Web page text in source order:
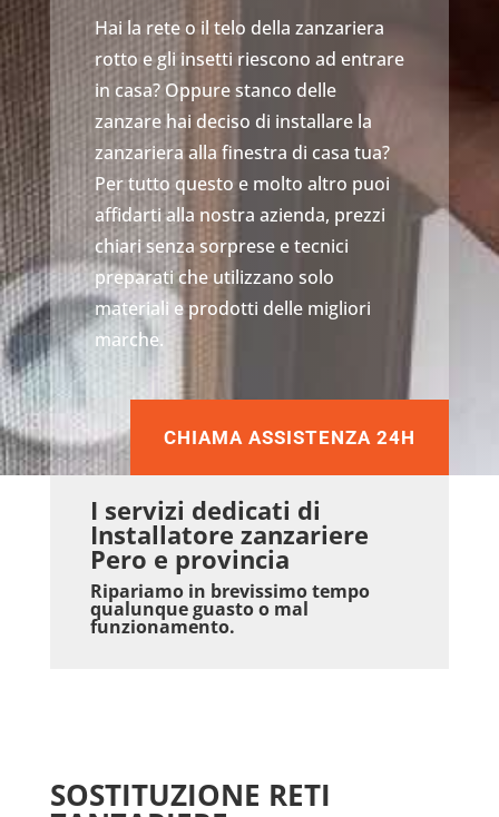
Hai la rete o il telo della zanzariera
rotto e gli insetti riescono ad entrare
in casa? Oppure stanco delle
zanzare hai deciso di installare la
zanzariera alla finestra di casa tua?
Per tutto questo e molto altro puoi
affidarti alla nostra azienda, prezzi
chiari senza sorprese e tecnici
preparati che utilizzano solo
materiali e prodotti delle migliori
marche.
CHIAMA ASSISTENZA 24H
I servizi dedicati di
Installatore zanzariere
Pero e provincia
Ripariamo in brevissimo tempo
qualunque guasto o mal
funzionamento.
SOSTITUZIONE RETI